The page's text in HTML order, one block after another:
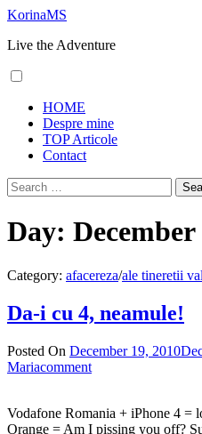
Skip
content
KorinaMS
Live the Adventure
Menu
HOME
Despre mine
TOP Articole
Contact
Search
for:
Day: December
Category: afacereza/ale tineretii
Da-i cu 4, neamule!
Posted On December 19, 2010
Mariacomment
Vodafone Romania + iPhone 4 =
Orange = Am I pissing you off?